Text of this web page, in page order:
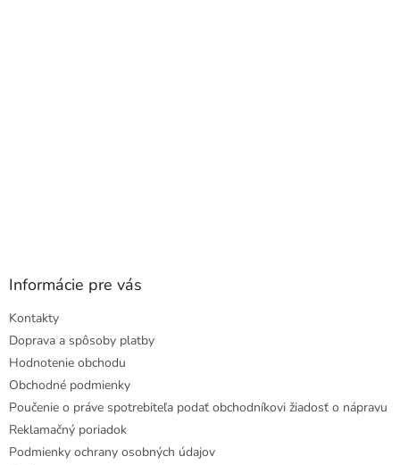
Informácie pre vás
Kontakty
Doprava a spôsoby platby
Hodnotenie obchodu
Obchodné podmienky
Poučenie o práve spotrebiteľa podať obchodníkovi žiadosť o nápravu
Reklamačný poriadok
Podmienky ochrany osobných údajov